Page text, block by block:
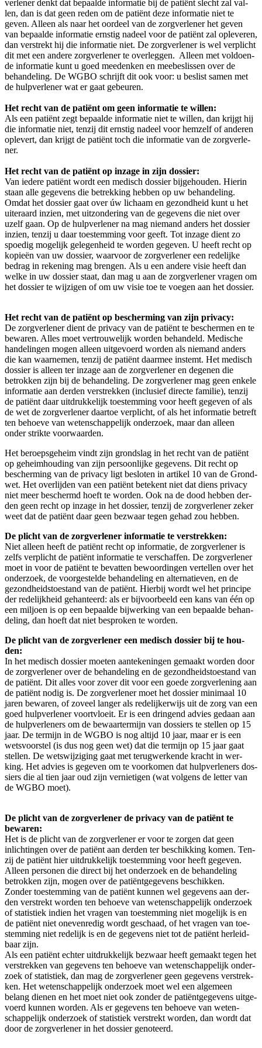
ver­le­ner denkt dat bepaal­de infor­ma­tie bij de pati­ënt slecht zal val­
len, dan is dat geen reden om de pati­ënt deze infor­ma­tie niet te
geven. Alleen als naar het oor­deel van de zorg­ver­le­ner het geven
van bepaal­de infor­ma­tie ern­stig nadeel voor de pati­ënt zal ople­ve­ren,
dan ver­strekt hij die infor­ma­tie niet. De zorg­ver­le­ner is wel ver­plicht
dit met een ande­re zorg­ver­le­ner te over­leg­gen. Alleen met vol­doen­
de infor­ma­tie kunt u goed mee­den­ken en mee­be­slis­sen over de
behan­de­ling. De WGBO schrijft dit ook voor: u beslist samen met
de hulp­ver­le­ner wat er gaat gebeu­ren.
Het recht van de pati­ënt om geen infor­ma­tie te wil­len:
Als een pati­ënt zegt bepaal­de infor­ma­tie niet te wil­len, dan krijgt hij
die infor­ma­tie niet, ten­zij dit ern­stig nadeel voor hem­zelf of ande­ren
ople­vert, dan krijgt de pati­ënt toch die infor­ma­tie van de zorg­ver­le­
ner.
Het recht van de pati­ënt op inza­ge in zijn dos­sier:
Van iede­re pati­ënt wordt een medisch dos­sier bij­ge­hou­den. Hier­in
staan alle gege­vens die betrek­king heb­ben op uw behan­de­ling.
Omdat het dos­sier gaat over úw lichaam en gezond­heid kunt u het
uiter­aard inzien, met uit­zon­de­ring van de gege­vens die niet over
uzelf gaan. Op de hulp­ver­le­ner na mag nie­mand anders het dos­sier
inzien, ten­zij u daar toe­stem­ming voor geeft. Tot inza­ge dient zo
spoe­dig moge­lijk gele­gen­heid te wor­den gege­ven. U heeft recht op
kopie­ën van uw dos­sier, waar­voor de zorg­ver­le­ner een rede­lij­ke
bedrag in reke­ning mag bren­gen. Als u een ande­re visie heeft dan
wel­ke in uw dos­sier staat, dan mag u aan de zorg­ver­le­ner vra­gen om
het dos­sier te wij­zi­gen of om uw visie toe te voe­gen aan het dossier.
Het recht van de pati­ënt op bescher­ming van zijn pri­va­cy:
De zorg­ver­le­ner dient de pri­va­cy van de pati­ënt te bescher­men en te
bewa­ren. Alles moet ver­trou­we­lijk wor­den behan­deld. Medi­sche
han­de­lin­gen mogen alleen uit­ge­voerd wor­den als nie­mand anders
die kan waar­ne­men, ten­zij de pati­ënt daar­mee instemt. Het medisch
dos­sier is alleen ter inza­ge aan de zorg­ver­le­ner en dege­nen die
betrok­ken zijn bij de behan­de­ling. De zorg­ver­le­ner mag geen enke­le
infor­ma­tie aan der­den ver­strek­ken (inclu­sief direc­te fami­lie), ten­zij
de pati­ënt daar uit­druk­ke­lijk toe­stem­ming voor heeft gege­ven of als
de wet de zorg­ver­le­ner daar­toe ver­plicht, of als het infor­ma­tie betreft
ten behoe­ve van weten­schap­pe­lijk onder­zoek, maar dan alleen
onder strik­te voorwaarden.
Het beroeps­ge­heim vindt zijn grond­slag in het recht van de pati­ënt
op geheim­hou­ding van zijn per­soon­lij­ke gege­vens. Dit recht op
bescher­ming van de pri­va­cy ligt beslo­ten in arti­kel 10 van de Grond­
wet. Het over­lij­den van een pati­ënt bete­kent niet dat diens pri­va­cy
niet meer beschermd hoeft te wor­den. Ook na de dood heb­ben der­
den geen recht op inza­ge in het dos­sier, ten­zij de zorg­ver­le­ner zeker
weet dat de pati­ënt daar geen bezwaar tegen gehad zou heb­ben.
De plicht van de zorg­ver­le­ner infor­ma­tie te ver­strek­ken:
Niet alleen heeft de pati­ënt recht op infor­ma­tie, de zorg­ver­le­ner is
zelfs ver­plicht de pati­ënt infor­ma­tie te ver­schaf­fen. De zorg­ver­le­ner
moet in voor de pati­ënt te bevat­ten bewoor­din­gen ver­tel­len over het
onder­zoek, de voor­ge­stel­de behan­de­ling en alter­na­tie­ven, en de
gezond­heids­toe­stand van de pati­ënt. Hier­bij wordt wel het prin­ci­pe
der rede­lijk­heid gehan­teerd: als er bij­voor­beeld een kans van één op
een mil­joen is op een bepaal­de bij­wer­king van een bepaal­de behan­
de­ling, dan hoeft dat niet bespro­ken te worden.
De plicht van de zorg­ver­le­ner een medisch dos­sier bij te hou­
den:
In het medisch dos­sier moe­ten aan­te­ke­nin­gen gemaakt wor­den door
de zorg­ver­le­ner over de behan­de­ling en de gezond­heids­toe­stand van
de pati­ënt. Dit alles voor zover dit voor een goe­de zorg­ver­le­ning aan
de pati­ënt nodig is. De zorg­ver­le­ner moet het dos­sier mini­maal 10
jaren bewa­ren, of zoveel lan­ger als rede­lij­ker­wijs uit de zorg van een
goed hulp­ver­le­ner voort­vloeit. Er is een drin­gend advies gedaan aan
de hulp­ver­le­ners om de bewaar­ter­mijn van dos­siers te stel­len op 15
jaar. De ter­mijn in de WGBO is nog altijd 10 jaar, maar er is een
wets­voor­stel (is dus nog geen wet) dat die ter­mijn op 15 jaar gaat
stel­len. De wets­wij­zi­ging gaat met terug­wer­ken­de kracht in wer­
king. Het advies is gege­ven om te voor­ko­men dat hulp­ver­le­ners dos­
siers die al tien jaar oud zijn ver­nie­ti­gen (wat vol­gens de let­ter van
de WGBO moet).
De plicht van de zorg­ver­le­ner de pri­va­cy van de pati­ënt te
bewa­ren:
Het is de plicht van de zorg­ver­le­ner er voor te zor­gen dat geen
inlich­tin­gen over de pati­ënt aan der­den ter beschik­king komen. Ten­
zij de pati­ënt hier uit­druk­ke­lijk toe­stem­ming voor heeft gege­ven.
Alleen per­so­nen die direct bij het onder­zoek en de behan­de­ling
betrok­ken zijn, mogen over de pati­ënt­ge­ge­vens beschik­ken.
Zon­der toe­stem­ming van de pati­ënt kun­nen wel gege­vens aan der­
den ver­strekt wor­den ten behoe­ve van weten­schap­pe­lijk onder­zoek
of sta­tis­tiek indien het vra­gen van toe­stem­ming niet moge­lijk is en
de pati­ënt niet one­ven­re­dig wordt geschaad, of het vra­gen van toe­
stem­ming niet rede­lijk is en de gege­vens niet tot de pati­ënt her­leid­
baar zijn.
Als een pati­ënt ech­ter uit­druk­ke­lijk bezwaar heeft gemaakt tegen het
ver­strek­ken van gege­vens ten behoe­ve van weten­schap­pe­lijk onder­
zoek of sta­tis­tiek, dan mag de zorg­ver­le­ner geen gege­vens ver­strek­
ken. Het weten­schap­pe­lijk onder­zoek moet wel een alge­meen
belang die­nen en het moet niet ook zon­der de pati­ënt­ge­ge­vens uit­ge­
voerd kun­nen wor­den. Als er gege­vens ten behoe­ve van weten­
schap­pe­lijk onder­zoek of sta­tis­tiek ver­strekt wor­den, dan wordt dat
door de zorg­ver­le­ner in het dos­sier genoteerd.